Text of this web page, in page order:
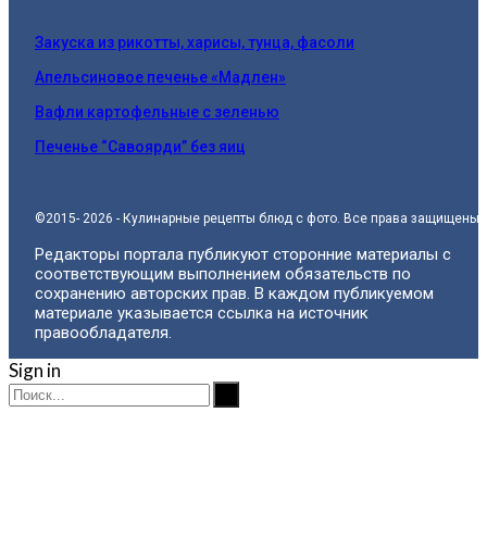
Закуска из рикотты, харисы, тунца, фасоли
Апельсиновое печенье «Мадлен»
Вафли картофельные с зеленью
Печенье “Савоярди” без яиц
©2015- 2026 - Кулинарные рецепты блюд с фото. Все права защищены.
Редакторы портала публикуют сторонние материалы с
соответствующим выполнением обязательств по
сохранению авторских прав. В каждом публикуемом
материале указывается ссылка на источник
правообладателя.
Sign in